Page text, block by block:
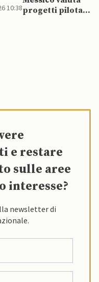
nonostante
dubbi di Trump,
10:38progetti pilota
e restare
sulle aree
interesse?
newsletter di